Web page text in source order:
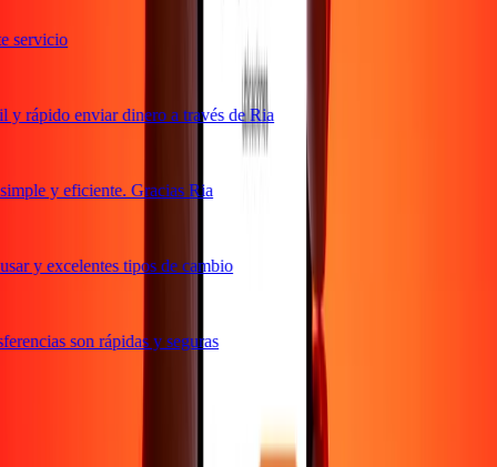
rápido enviar dinero a través de Ria
y eficiente. Gracias Ria
y excelentes tipos de cambio
son rápidas y seguras